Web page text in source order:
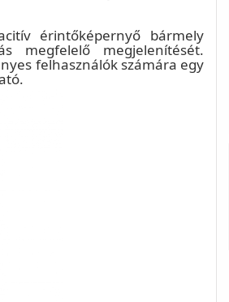
érintőképernyő bármely
megfelelő megjelenítését.
felhasználók számára egy